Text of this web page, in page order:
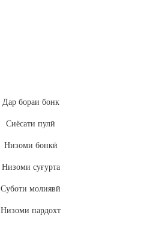
Дар бораи бонк
Сиёсати пулӣ
Низоми бонкӣ
Низоми суғурта
Суботи молиявӣ
Низоми пардохт